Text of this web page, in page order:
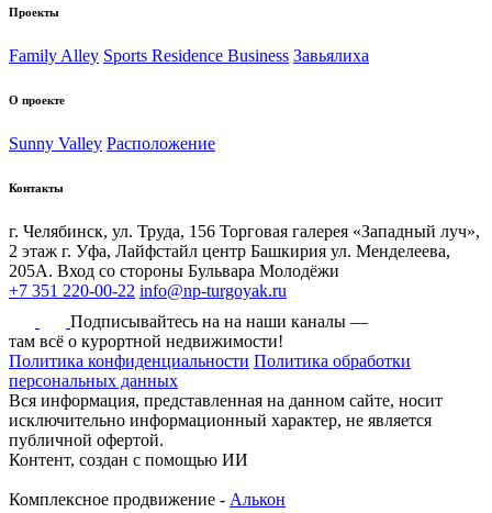
Проекты
Family Alley Sports Residence Business Завьялиха
О проекте
Sunny Valley Расположение
Контакты
г. Челябинск, ул. Труда, 156 Торговая галерея «Западный луч»,
2 этаж г. Уфа, Лайфстайл центр Башкирия ул. Менделеева,
205А. Вход со стороны Бульвара Молодёжи
+7 351 220-00-22 info@np-turgoyak.ru
Подписывайтесь на на наши каналы —
там всё о курортной недвижимости!
Политика конфиденциальности Политика обработки
персональных данных
Вся информация, представленная на данном сайте, носит
исключительно информационный характер, не является
публичной офертой.
Контент, создан с помощью ИИ
Комплексное продвижение - Алькон